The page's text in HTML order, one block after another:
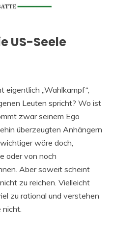
US-Seele
eigentlich „Wahlkampf“,
Leuten spricht? Wo ist
zwar seinem Ego
überzeugten Anhängern
wäre doch,
oder von noch
Aber soweit scheint
zu reichen. Vielleicht
zu rational und verstehen
nicht.